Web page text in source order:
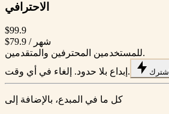
الاحترافي
$99.9
$79.9
/ شهر
للمستخدمين المحترفين والمتقدمين.
إبداع بلا حدود. إلغاء في أي وقت.
اشترك
كل ما في المبدع، بالإضافة إلى